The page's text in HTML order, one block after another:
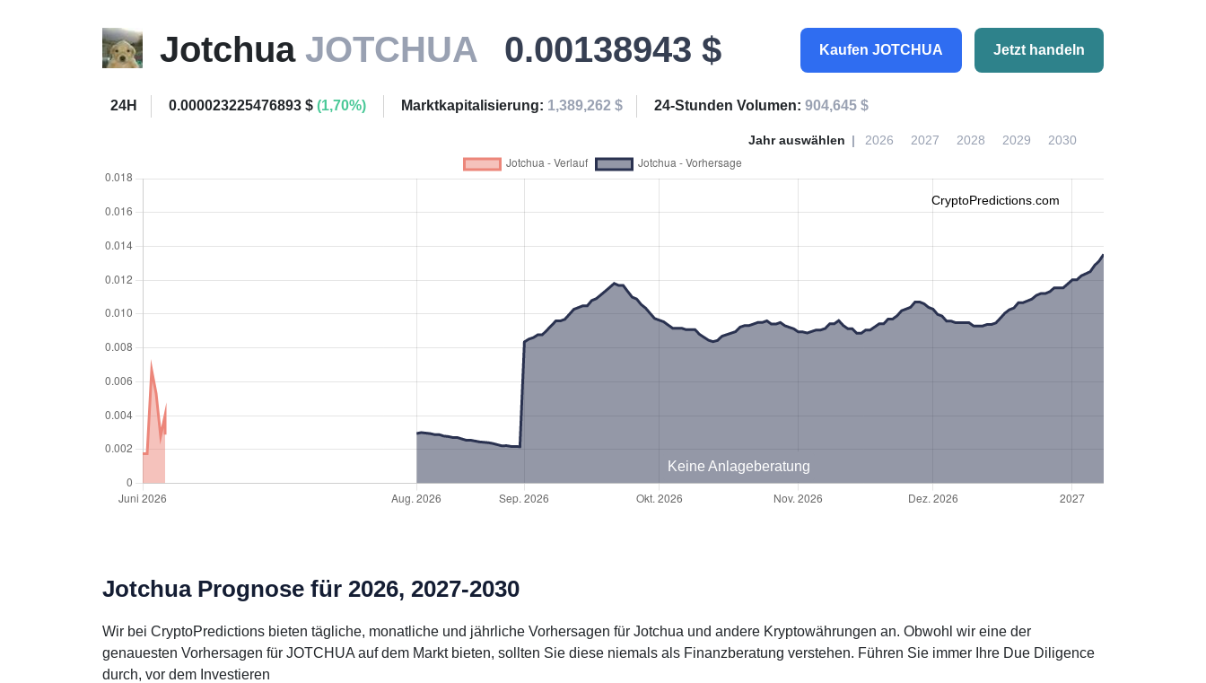
Jotchua JOTCHUA 0.00138943 $ Kaufen JOTCHUA Jetzt handeln
24H 0.000023225476893 $ (1,70%) Marktkapitalisierung: 1,389,262 $ 24-Stunden Volumen: 904,645 $
Jahr auswählen 2026 2027 2028 2029 2030
CryptoPredictions.com
Keine Anlageberatung
Jotchua Prognose für 2026, 2027-2030
Wir bei CryptoPredictions bieten tägliche, monatliche und jährliche Vorhersagen für Jotchua und andere Kryptowährungen an. Obwohl wir eine der
genauesten Vorhersagen für JOTCHUA auf dem Markt bieten, sollten Sie diese niemals als Finanzberatung verstehen. Führen Sie immer Ihre Due Diligence
durch, vor dem Investieren